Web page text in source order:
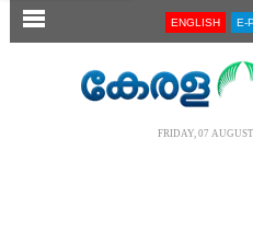
SECTIONS ENGLISH E-
FRIDAY, 07